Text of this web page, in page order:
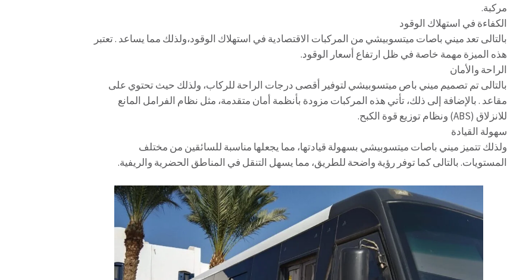
مركبة.
الكفاءة في استهلاك الوقود
بالتالى تعد ميني باصات ميتسوبيشي من المركبات الاقتصادية في استهلاك الوقود،ولذلك مما يساعد . تعتبر
هذه الميزة مهمة خاصة في ظل ارتفاع أسعار الوقود.
الراحة والأمان
بالتالى تم تصميم ميني باص ميتسوبيشي لتوفير أقصى درجات الراحة للركاب، ولذلك حيث تحتوي على
مقاعد . بالإضافة إلى ذلك، تأتي هذه المركبات مزودة بأنظمة أمان متقدمة، مثل نظام الفرامل المانع
للانزلاق (ABS) ونظام توزيع قوة الكبح.
سهولة القيادة
ولذلك تتميز ميني باصات ميتسوبيشي بسهولة قيادتها، مما يجعلها مناسبة للسائقين من مختلف
المستويات. بالتالى كما توفر رؤية واضحة للطريق، مما يسهل التنقل في المناطق الحضرية والريفية.